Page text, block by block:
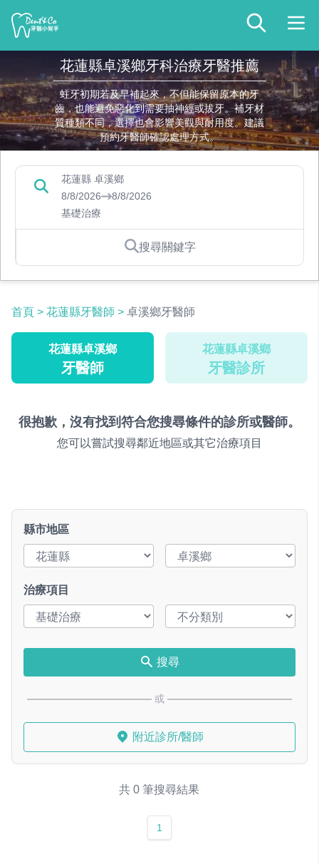
花蓮縣卓溪鄉牙科治療牙醫推薦
蛀牙初期若及早補起來，不但能保留原本的牙
齒，也能避免惡化到需要抽神經或拔牙。補牙材
質種類不同，選擇也會影響美觀與耐用度。建議
預約牙醫師確認處理方式。
花蓮縣 卓溪鄉
8/8/2026
8/8/2026
基礎治療
搜尋關鍵字
首頁 > 花蓮縣牙醫師 > 卓溪鄉牙醫師
花蓮縣卓溪鄉
牙醫師
花蓮縣卓溪鄉
牙醫診所
很抱歉，沒有找到符合您搜尋條件的診所或醫師。
您可以嘗試搜尋鄰近地區或其它治療項目
縣市地區
治療項目
搜尋
或
附近診所/醫師
共 0 筆搜尋結果
1